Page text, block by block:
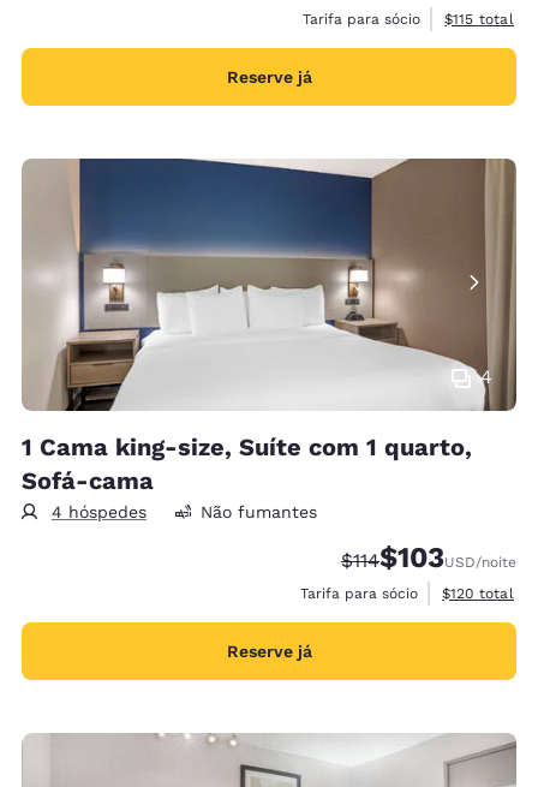
Tarifa para sócio Exibir
$115 total
Reserve já
4
1 Cama king-size, Suíte com 1 quarto,
Sofá-cama
4 hóspedes Não fumantes
Tarifa anterior
$114Tarifa com
$103USD/noite
Tarifa para sócio
Exibir
$120 total
Reserve já